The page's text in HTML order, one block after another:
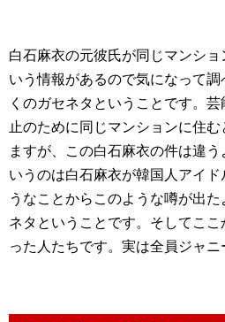
白石麻衣の元彼氏が同じマンシ
いう情報があるので気になって
くのガセネタということです。
止のために同じマンションに住
ますが、この白石麻衣の件は違
いうのは白石麻衣が韓国人アイ
うなことからこのような噂が出
ネタということです。そしてこ
った人たちです。実は全員ジャニ